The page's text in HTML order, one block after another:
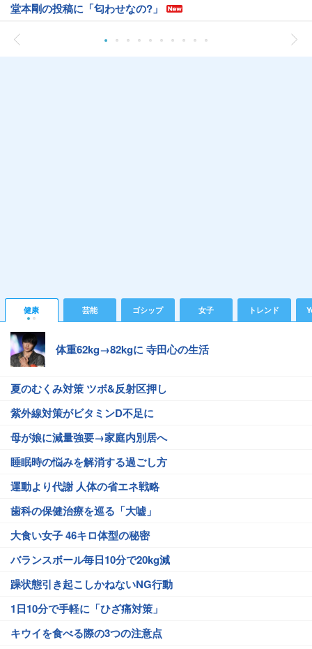
堂本剛の投稿に「匂わせなの?」
健康 芸能 ゴシップ 女子 トレンド
体重62kg→82kgに 寺田心の生活
夏のむくみ対策 ツボ&反射区押し
紫外線対策がビタミンD不足に
母が娘に減量強要→家庭内別居へ
睡眠時の悩みを解消する過ごし方
運動より代謝 人体の省エネ戦略
歯科の保健治療を巡る「大嘘」
大食い女子 46キロ体型の秘密
バランスボール毎日10分で20kg減
躁状態引き起こしかねないNG行動
1日10分で手軽に「ひざ痛対策」
キウイを食べる際の3つの注意点